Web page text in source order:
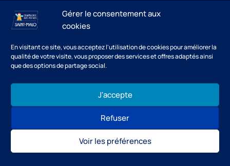
Gérer le consentement aux
cookies
En visitant ce site, vous acceptez l'utilisation de cookies pour améliorer la
qualité de votre visite, vous proposer des services et offres adaptés ainsi
que des options de partage social.
J'accepte
Refuser
Voir les préférences